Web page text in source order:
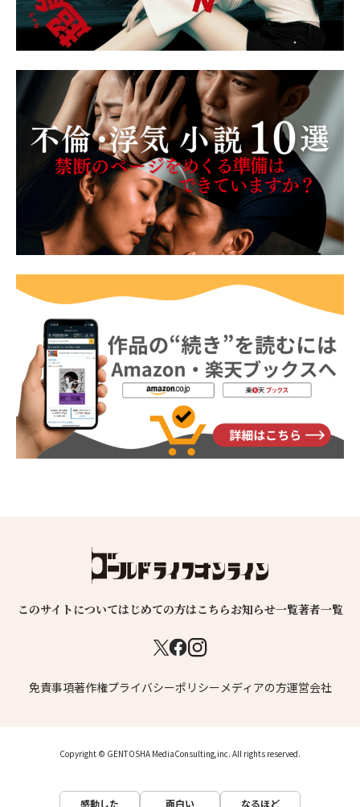
感動した 面白い なるほど
このサイトについてはじめての方はこちらお知らせ一覧著者一覧
免責事項著作権プライバシーポリシーメディアの方運営会社
Copyright © GENTOSHA MediaConsulting,inc. All rights reserved.